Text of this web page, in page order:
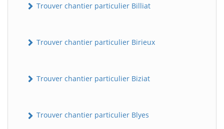
Trouver chantier particulier Billiat
Trouver chantier particulier Birieux
Trouver chantier particulier Biziat
Trouver chantier particulier Blyes